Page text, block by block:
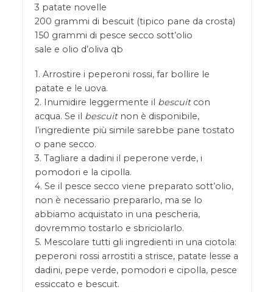
3 patate novelle
200 grammi di bescuit (tipico pane da crosta)
150 grammi di pesce secco sott’olio
sale e olio d’oliva qb
1. Arrostire i peperoni rossi, far bollire le
patate e le uova.
2. Inumidire leggermente il bescuitcon
acqua. Se il bescuitnon è disponibile,
l’ingrediente più simile sarebbe pane tostato
o pane secco.
3. Tagliare a dadini il peperone verde, i
pomodori e la cipolla.
4. Se il pesce secco viene preparato sott’olio,
non è necessario prepararlo, ma se lo
abbiamo acquistato in una pescheria,
dovremmo tostarlo e sbriciolarlo.
5. Mescolare tutti gli ingredienti in una ciotola:
peperoni rossi arrostiti a strisce, patate lesse a
dadini, pepe verde, pomodori e cipolla, pesce
essiccato e bescuit.